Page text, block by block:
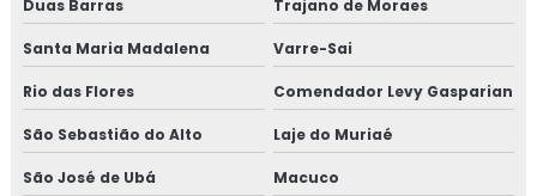
NR13 TESTE HIDROSTATICO
TESTE HIDROSTÁTICO TUBULAÇÃO
TESTE DE PRESSÃO HIDROSTÁTICA
TESTE HIDROSTATICO EM TUBULAÇÃO DE
Duas Barras Trajano de Moraes
Santa Maria Madalena Varre-Sai
Rio das Flores Comendador Levy Gasparian
São Sebastião do Alto Laje do Muriaé
São José de Ubá
Macuco